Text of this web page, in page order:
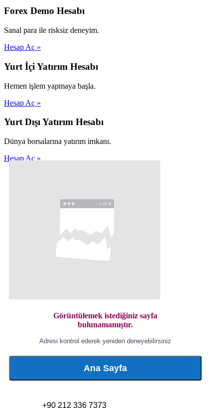
Forex Demo Hesabı
Sanal para ile risksiz deneyim.
Hesap Aç »
Yurt İçi Yatırım Hesabı
Hemen işlem yapmaya başla.
Hesap Aç »
Yurt Dışı Yatırım Hesabı
Dünya borsalarına yatırım imkanı.
Hesap Aç »
Görüntülemek istediğiniz sayfa
bulunamamıştır.
Adresi kontrol ederek yeniden deneyebilirsiniz
Ana Sayfa
+90 212 336 7373